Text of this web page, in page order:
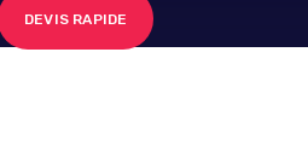
DEVIS RAPIDE